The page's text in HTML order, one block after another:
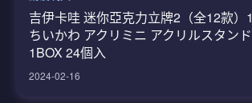
吉伊卡哇 迷你亞克力立牌2（全12款）
ちいかわ アクリミニ アクリルスタンド
1BOX 24個入
2024-02-16